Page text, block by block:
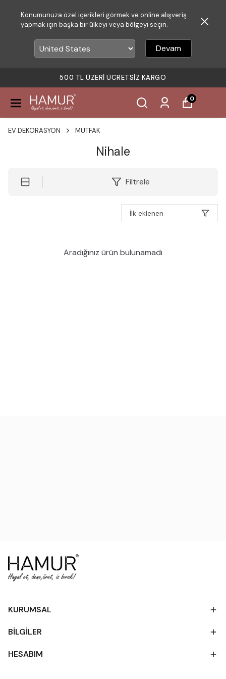
Konumunuza özel içerikleri görmek ve online alışveriş
yapmak için başka bir ülkeyi veya bölgeyi seçin.
Devam
500 TL ÜZERI ÜCRETSIZ KARGO
0
EV DEKORASYON MUTFAK
Nihale
Filtrele
İlk eklenen
Aradığınız ürün bulunamadı
KURUMSAL
BİLGİLER
HESABIM